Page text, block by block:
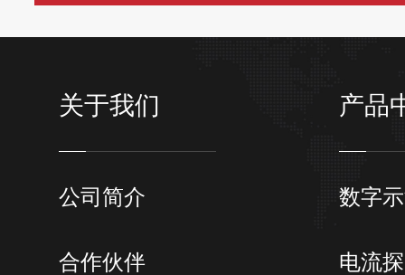
序列模式，轻松编辑测试序列
N36300电源提供了输出复杂波形的功
列文件，最多可以储存1000个测试步
关于我们
公司简介
合作伙伴
产品
数字
电流